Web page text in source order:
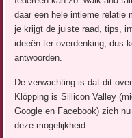
daar een hele intieme relatie
je krijgt de juiste raad, tips,
ideeën ter overdenking, dus
antwoorden.
De verwachting is dat dit
Klöpping is Sillicon Valley
Google en Facebook) zich
deze mogelijkheid.